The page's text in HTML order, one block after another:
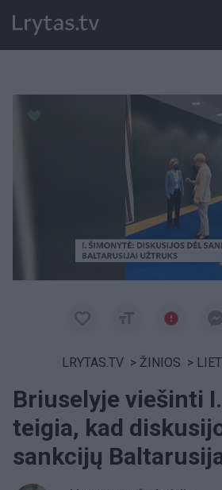
LRYTAS.TV > ŽINIOS >
Briuselyje viešinti
teigia, kad
sankcijų